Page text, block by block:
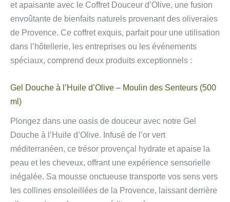
et apaisante avec le Coffret Douceur d’Olive, une fusion
envoûtante de bienfaits naturels provenant des oliveraies
de Provence. Ce coffret exquis, parfait pour une utilisation
dans l’hôtellerie, les entreprises ou les événements
spéciaux, comprend deux produits exceptionnels :
Gel Douche à l’Huile d’Olive – Moulin des Senteurs (500
ml)
Plongez dans une oasis de douceur avec notre Gel
Douche à l’Huile d’Olive. Infusé de l’or vert
méditerranéen, ce trésor provençal hydrate et apaise la
peau et les cheveux, offrant une expérience sensorielle
inégalée. Sa mousse onctueuse transporte vos sens vers
les collines ensoleillées de la Provence, laissant derrière